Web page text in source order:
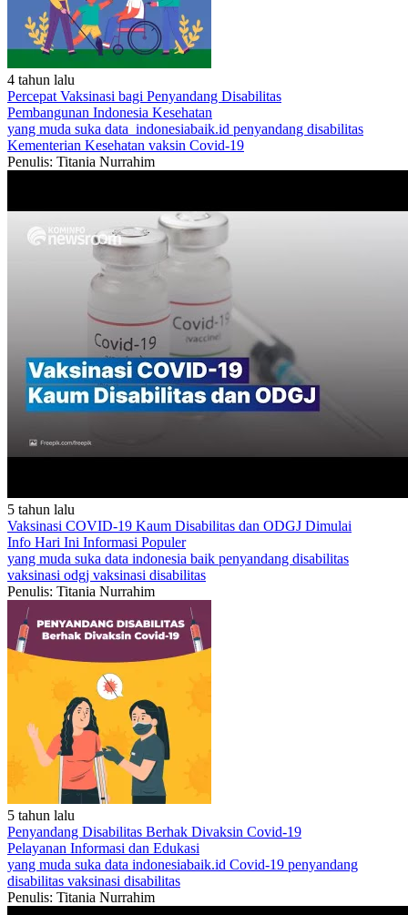
4 tahun lalu
Percepat Vaksinasi bagi Penyandang Disabilitas
Pembangunan Indonesia Kesehatan
yang muda suka data indonesiabaik.id penyandang disabilitas
Kementerian Kesehatan vaksin Covid-19
Penulis: Titania Nurrahim
5 tahun lalu
Vaksinasi COVID-19 Kaum Disabilitas dan ODGJ Dimulai
Info Hari Ini Informasi Populer
yang muda suka data indonesia baik penyandang disabilitas
vaksinasi odgj vaksinasi disabilitas
Penulis: Titania Nurrahim
5 tahun lalu
Penyandang Disabilitas Berhak Divaksin Covid-19
Pelayanan Informasi dan Edukasi
yang muda suka data indonesiabaik.id Covid-19 penyandang
disabilitas vaksinasi disabilitas
Penulis: Titania Nurrahim